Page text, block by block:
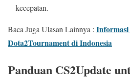
kecepatan.
Baca Juga Ulasan Lainnya :
Dota2Tournament di Indonesia
Panduan CS2Update